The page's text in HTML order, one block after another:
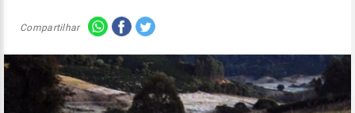
Compartilhar